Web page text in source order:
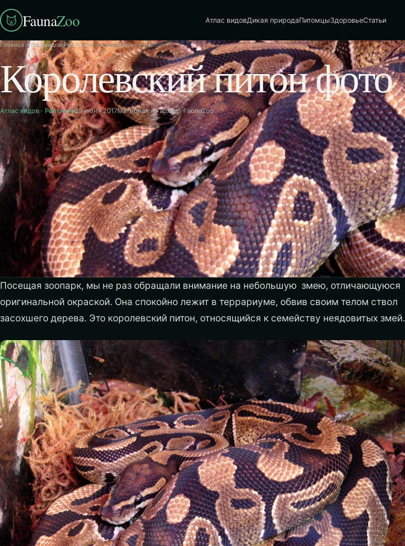
FaunaZoo Атлас видовДикая природаПитомцыЗдоровьеСтатьи
Главная›Атлас видов›Рептилии›Королевский питон фото
Королевский питон фото
Атлас видов· Рептилии19 июня 2017Материал из архива FaunaZoo
Посещая зоопарк, мы не раз обращали внимание на небольшую змею, отличающуюся
оригинальной окраской. Она спокойно лежит в террариуме, обвив своим телом ствол
засохшего дерева. Это королевский питон, относящийся к семейству неядовитых змей.